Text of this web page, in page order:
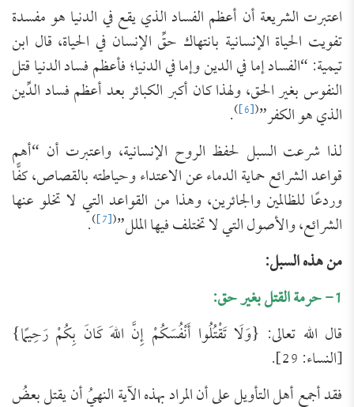
اعتبرت الشريعة أن أعظم الفساد الذي يقع في الدنيا هو مفسدة
تفويت الحياة الإنسانية بانتهاك حقِّ الإنسان في الحياة، قال ابن
تيمية: “الفساد إما في الدين وإما في الدنيا؛ فأعظم فساد الدنيا قتل
النفوس بغير الحق، ولهذا كان أكبر الكبائر بعد أعظم فساد الدِّين
الذي هو الكفر”(
[6]
)
.
لذا شرعت السبل لحفظ الروح الإنسانية، واعتبرت أن “أهم
قواعد الشرائع حماية الدماء عن الاعتداء وحياطته بالقصاص، كفًّا
وردعًا للظالمين والجائرين، وهذا من القواعد التي لا تخلو عنها
الشرائع، والأصول التي لا تختلف فيها الملل”(
[7]
)
.
من هذه السبل:
1- حرمة القتل بغير حق:
قال الله تعالى: {وَلَا تَقْتُلُوا أَنْفُسَكُمْ إِنَّ اللهَ كَانَ بِكُمْ رَحِيمًا}
[النساء: 29].
فقد أجمع أهل التأويل على أن المراد بهذه الآية النهيُ أن يقتل بعضُ